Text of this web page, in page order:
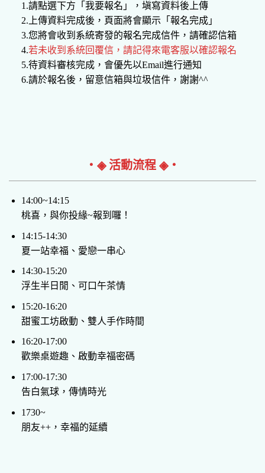
1.請點選下方「我要報名」，塡寫資料後上傳
2.上傳資料完成後，頁面將會顯示「報名完成」
3.您將會收到系統寄發的報名完成信件，請確認信箱
4.若未收到系統回覆信，請記得來電客服以確認報名
5.待資料審核完成，會優先以Email進行通知
6.請於報名後，留意信箱與垃圾信件，謝謝^^
‧◈ 活動流程 ◈‧
14:00~14:15
桃喜，與你投緣~報到囉！
14:15-14:30
夏一站幸福、愛戀一串心
14:30-15:20
浮生半日閒、可口午茶情
15:20-16:20
甜蜜工坊啟動、雙人手作時間
16:20-17:00
歡樂桌遊趣、啟動幸福密碼
17:00-17:30
告白氣球，傳情時光
1730~
朋友++，幸福的延續